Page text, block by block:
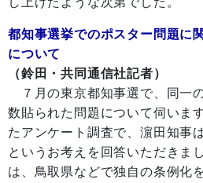
都知事選挙でのポスター問題に
について
（鈴田・共同通信社記者）
７月の東京都知事選で、同一
数貼られた問題について伺いま
たアンケート調査で、濵田知事
というお考えを回答いただきま
は、鳥取県などで独自の条例化